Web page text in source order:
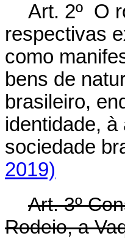
Art. 2º O
respectivas
como
bens de
brasileiro,
identidade,
sociedade
2019)
Art. 3º
Rodeio, a